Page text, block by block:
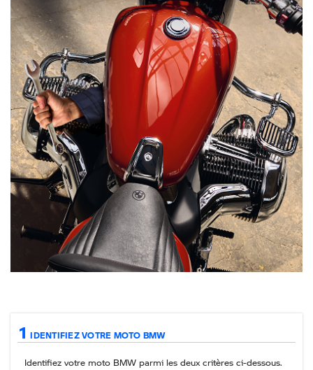
1 IDENTIFIEZ VOTRE MOTO BMW
Identifiez votre moto BMW parmi les deux critères ci-dessous.